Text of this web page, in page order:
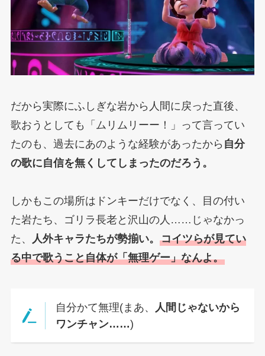
だから実際にふしぎな岩から人間に戻った直後、
歌おうとしても「ムリムリーー！」って言ってい
たのも、過去にあのような経験があったから 自分
の歌に自信を無くしてしまったのだろう。
しかもこの場所はドンキーだけでなく、目の付い
た岩たち、ゴリラ長老と沢山の人……じゃなかっ
た、
人外キャラたちが勢揃い。 コイツらが見てい
る中で歌うこと自体が「無理ゲー」なんよ。
自分かて無理(まあ、
人間じゃないから
ワンチャン……)